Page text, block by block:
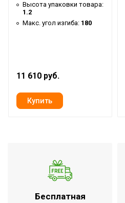
Ширина товара
Вес товара (нетто)
Манометр
Наличие BIM модели
Материал корпуса
Высота упаковки товара:
1.2
Макс. угол изгиба: 180
11 610 руб.
Бесплатная